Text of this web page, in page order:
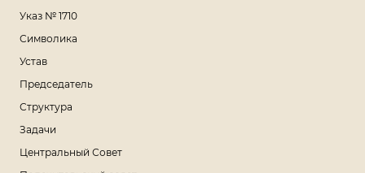
Указ № 1710
Символика
Устав
Председатель
Структура
Задачи
Центральный Совет